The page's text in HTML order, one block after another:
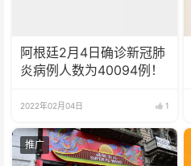
阿根廷2月4日确诊新冠肺
炎病例人数为40094例！
2022年02月04日 1
推广